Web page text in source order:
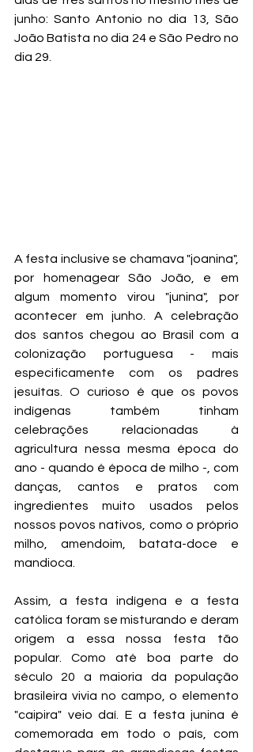
junho: Santo Antonio no dia 13, São
João Batista no dia 24 e São Pedro no
dia 29.
A festa inclusive se chamava "joanina",
por homenagear São João, e em
algum momento virou "junina", por
acontecer em junho. A celebração
dos santos chegou ao Brasil com a
colonização portuguesa - mais
especificamente com os padres
jesuítas. O curioso é que os povos
indígenas também tinham
celebrações relacionadas à
agricultura nessa mesma época do
ano - quando é época de milho -, com
danças, cantos e pratos com
ingredientes muito usados pelos
nossos povos nativos, como o próprio
milho, amendoim, batata-doce e
mandioca.
Assim, a festa indígena e a festa
católica foram se misturando e deram
origem a essa nossa festa tão
popular. Como até boa parte do
século 20 a maioria da população
brasileira vivia no campo, o elemento
"caipira" veio daí. E a festa junina é
comemorada em todo o país, com